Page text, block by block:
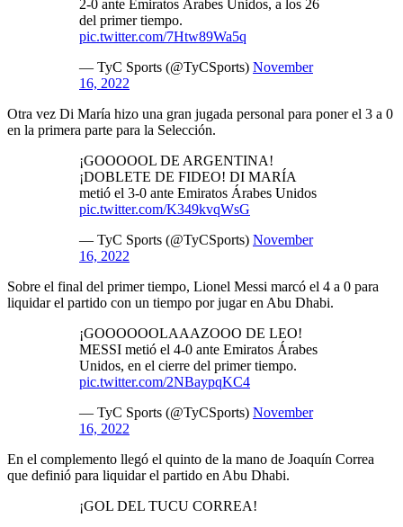
2-0 ante Emiratos Árabes Unidos, a los 26
del primer tiempo.
pic.twitter.com/7Htw89Wa5q
— TyC Sports (@TyCSports) November
16, 2022
Otra vez Di María hizo una gran jugada personal para poner el 3 a 0
en la primera parte para la Selección.
¡GOOOOOL DE ARGENTINA!
¡DOBLETE DE FIDEO! DI MARÍA
metió el 3-0 ante Emiratos Árabes Unidos
pic.twitter.com/K349kvqWsG
— TyC Sports (@TyCSports) November
16, 2022
Sobre el final del primer tiempo, Lionel Messi marcó el 4 a 0 para
liquidar el partido con un tiempo por jugar en Abu Dhabi.
¡GOOOOOOLAAAZOOO DE LEO!
MESSI metió el 4-0 ante Emiratos Árabes
Unidos, en el cierre del primer tiempo.
pic.twitter.com/2NBaypqKC4
— TyC Sports (@TyCSports) November
16, 2022
En el complemento llegó el quinto de la mano de Joaquín Correa
que definió para liquidar el partido en Abu Dhabi.
¡GOL DEL TUCU CORREA!